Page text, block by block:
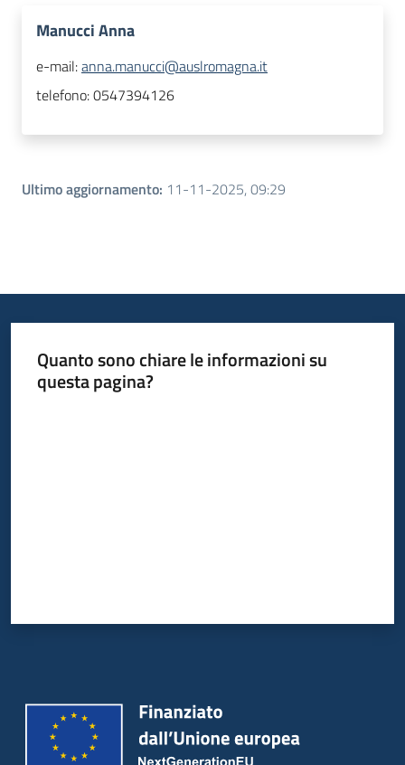
Manucci Anna
e-mail:anna.manucci@auslromagna.it
telefono:0547394126
Ultimo aggiornamento: 11-11-2025, 09:29
Quanto sono chiare le informazioni su
questa pagina?